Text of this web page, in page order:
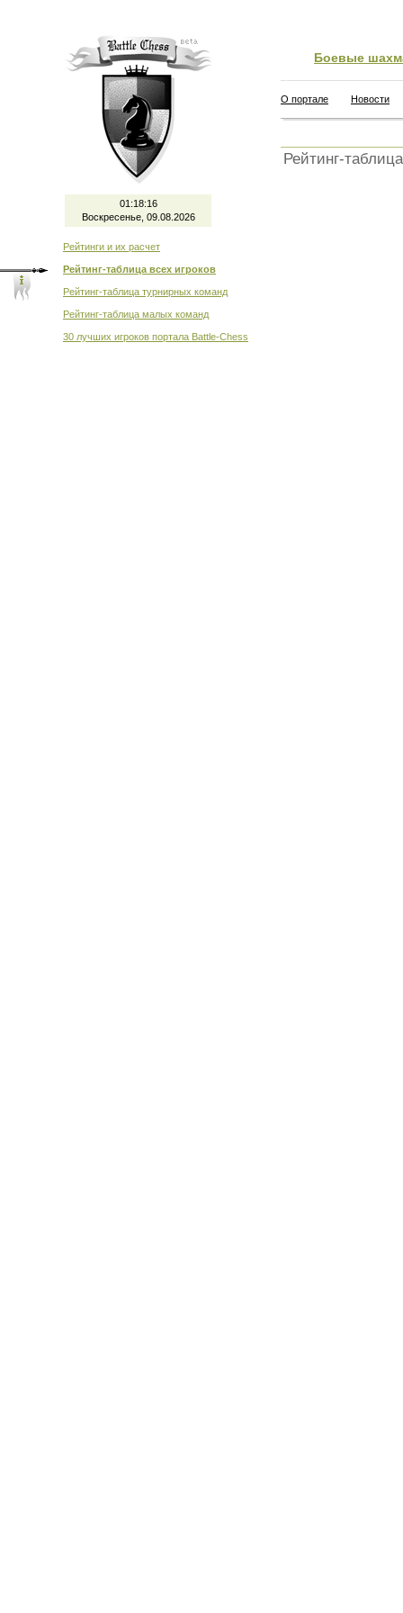
01:18:16
Воскресенье, 09.08.2026
Рейтинги и их расчет
Рейтинг-таблица всех игроков
Рейтинг-таблица турнирных команд
Рейтинг-таблица малых команд
30 лучших игроков портала Battle-Chess
Боевые
О портале Новости
Рейтинг-